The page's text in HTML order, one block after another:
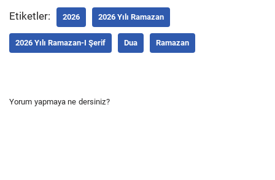
Etiketler: 2026 2026 Yılı Ramazan
2026 Yılı Ramazan-I Şerif Dua Ramazan
Yorum yapmaya ne dersiniz?